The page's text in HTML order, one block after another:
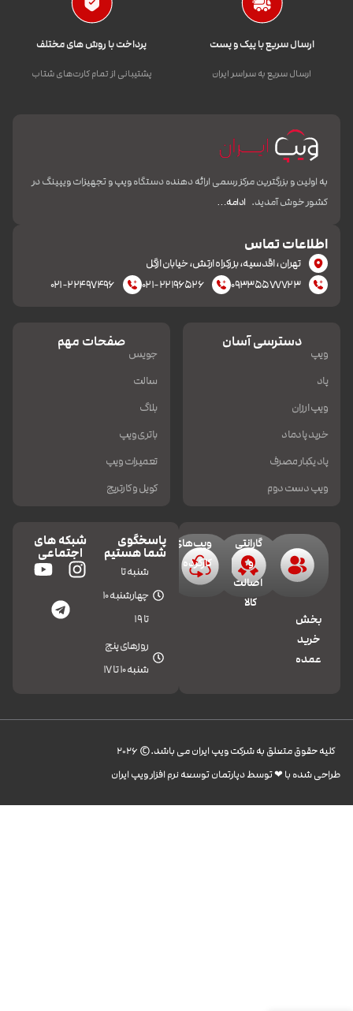
ارسال سریع با پیک و پست
ارسال سریع به سراسر ایران
پرداخت با روش های مختلف
پشتیبانی از تمام کارت‌های شتاب
به اولین و بزرگترین مرکز رسمی ارائه دهنده دستگاه ویپ و تجهیزات ویپینگ در
کشور خوش آمدید. ادامه…
اطلاعات تماس
تهران، اقدسیه، بزرکراه ارتش، خیابان ازگل
۰۹۳۳۵۵۷۷۷۲۳
۰۲۱-۲۲۱۹۶۵۲۶ ۰۲۱-۲۲۴۹۷۴۹۶
دسترسی آسان
ویپ
پاد
ویپ ارزان
خرید پادماد
پاد یکبار مصرف
ویپ دست دوم
صفحات مهم
جویس
سالت
بلاگ
باتری ویپ
تعمیرات ویپ
کویل و کارتریج
بخش
خرید
عمده
گارانتی
و
اصالت
کالا
ویپ‌های
کارکرده
پاسخگوی
شما هستیم
شنبه تا
چهارشنبه 10
تا 19
روزهای پنج
شنبه 10 تا 17
شبکه های
اجتماعی
کليه حقوق متعلق به شرکت ویپ ایران می باشد.© 2026
طراحی شده با ❤︎ توسط دپارتمان توسعه نرم افزار ویپ ایران